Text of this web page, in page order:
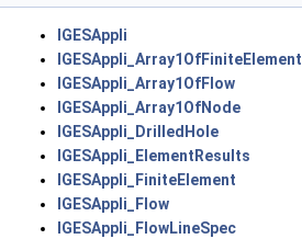
IGESAppli
IGESAppli_Array1OfFiniteElement
IGESAppli_Array1OfFlow
IGESAppli_Array1OfNode
IGESAppli_DrilledHole
IGESAppli_ElementResults
IGESAppli_FiniteElement
IGESAppli_Flow
IGESAppli_FlowLineSpec